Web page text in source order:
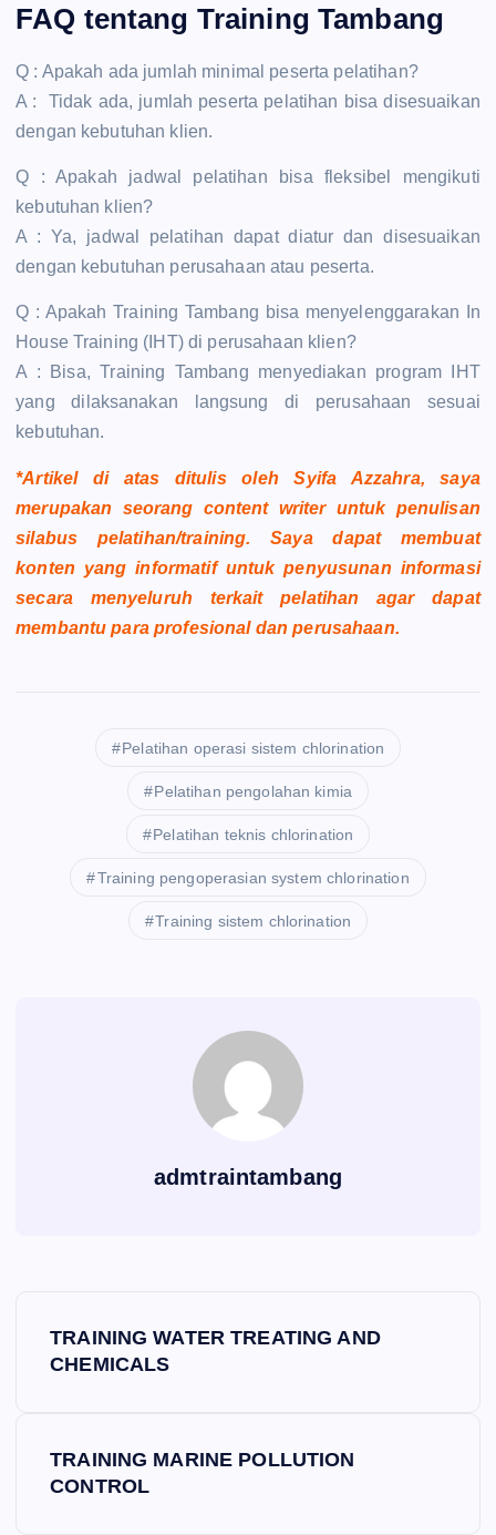
FAQ tentang Training Tambang
Q : Apakah ada jumlah minimal peserta pelatihan?
A : Tidak ada, jumlah peserta pelatihan bisa disesuaikan
dengan kebutuhan klien.
Q : Apakah jadwal pelatihan bisa fleksibel mengikuti
kebutuhan klien?
A : Ya, jadwal pelatihan dapat diatur dan disesuaikan
dengan kebutuhan perusahaan atau peserta.
Q : Apakah Training Tambang bisa menyelenggarakan In
House Training (IHT) di perusahaan klien?
A : Bisa, Training Tambang menyediakan program IHT
yang dilaksanakan langsung di perusahaan sesuai
kebutuhan.
*Artikel di atas ditulis oleh Syifa Azzahra, saya
merupakan seorang content writer untuk penulisan
silabus pelatihan/training. Saya dapat membuat
konten yang informatif untuk penyusunan informasi
secara menyeluruh terkait pelatihan agar dapat
membantu para profesional dan perusahaan.
Pelatihan operasi sistem chlorination
Pelatihan pengolahan kimia
Pelatihan teknis chlorination
Training pengoperasian system chlorination
Training sistem chlorination
admtraintambang
TRAINING WATER TREATING AND
CHEMICALS
TRAINING MARINE POLLUTION
CONTROL